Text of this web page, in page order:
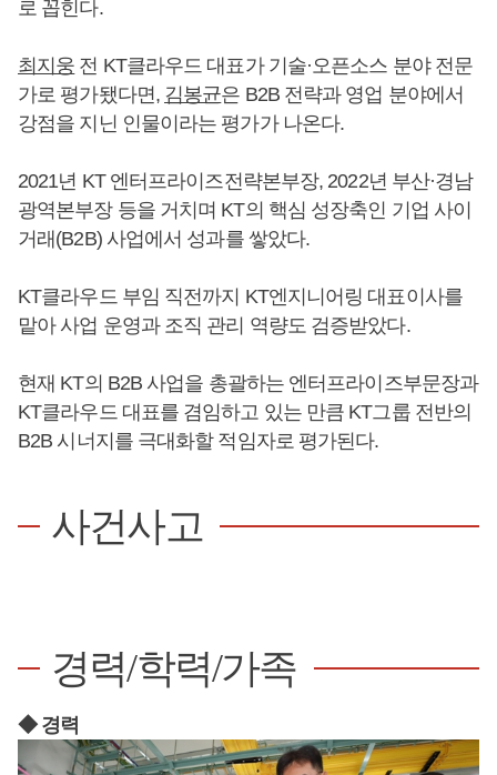
로 꼽힌다.
최지웅 전 KT클라우드 대표가 기술·오픈소스 분야 전문
가로 평가됐다면, 김봉균은 B2B 전략과 영업 분야에서
강점을 지닌 인물이라는 평가가 나온다.
2021년 KT 엔터프라이즈전략본부장, 2022년 부산·경남
광역본부장 등을 거치며 KT의 핵심 성장축인 기업 사이
거래(B2B) 사업에서 성과를 쌓았다.
KT클라우드 부임 직전까지 KT엔지니어링 대표이사를
맡아 사업 운영과 조직 관리 역량도 검증받았다.
현재 KT의 B2B 사업을 총괄하는 엔터프라이즈부문장과
KT클라우드 대표를 겸임하고 있는 만큼 KT그룹 전반의
B2B 시너지를 극대화할 적임자로 평가된다.
사건사고
경력/학력/가족
◆ 경력